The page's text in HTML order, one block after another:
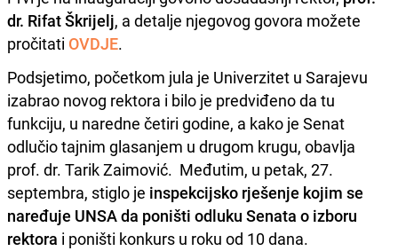
dr. Rifat Škrijelj, a detalje njegovog govora možete
pročitati OVDJE.
Podsjetimo, početkom jula je Univerzitet u Sarajevu
izabrao novog rektora i bilo je predviđeno da tu
funkciju, u naredne četiri godine, a kako je Senat
odlučio tajnim glasanjem u drugom krugu, obavlja
prof. dr. Tarik Zaimović. Međutim, u petak, 27.
septembra, stiglo je inspekcijsko rješenje kojim se
naređuje UNSA da poništi odluku Senata o izboru
rektora i poništi konkurs u roku od 10 dana.